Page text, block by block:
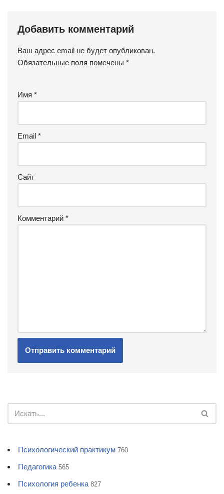
Добавить комментарий
Ваш адрес email не будет опубликован.
Обязательные поля помечены *
Имя *
Email *
Сайт
Комментарий *
Психологический практикум 760
Педагогика 565
Психология ребенка 827